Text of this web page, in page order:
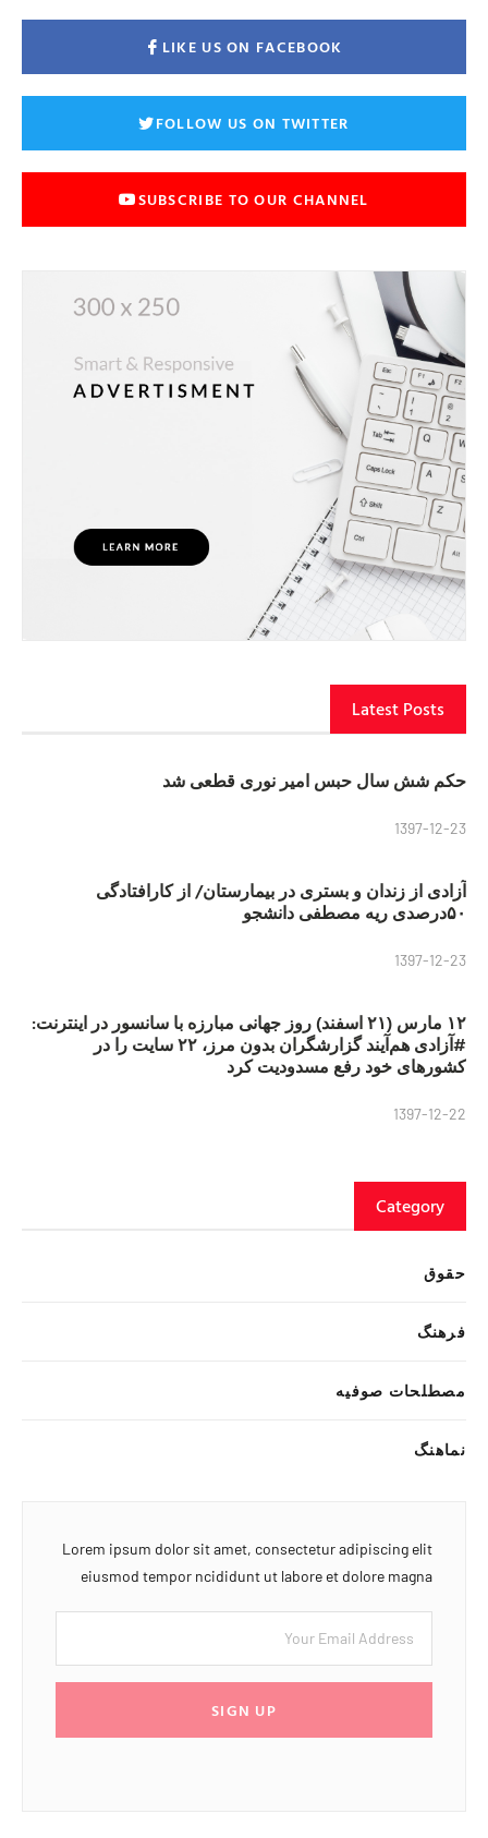
LIKE US ON FACEBOOK
FOLLOW US ON TWITTER
SUBSCRIBE TO OUR CHANNEL
Latest Posts
حکم شش سال حبس امیر نوری قطعی شد
1397-12-23
آزادی از زندان و بستری در بیمارستان/ از کارافتادگی
۵۰درصدی ریه مصطفی دانشجو
1397-12-23
۱۲ مارس (۲۱ اسفند) روز جهانی مبارزه با سانسور در اینترنت:
#آزادی هم‌آیند گزارشگران‌ بدون مرز، ۲۲ سایت را در
کشورهای خود رفع مسدودیت کرد
1397-12-22
Category
حقوق
فرهنگ
مصطلحات صوفیه
نماهنگ
Lorem ipsum dolor sit amet, consectetur adipiscing elit
eiusmod tempor ncididunt ut labore et dolore magna
SIGN UP